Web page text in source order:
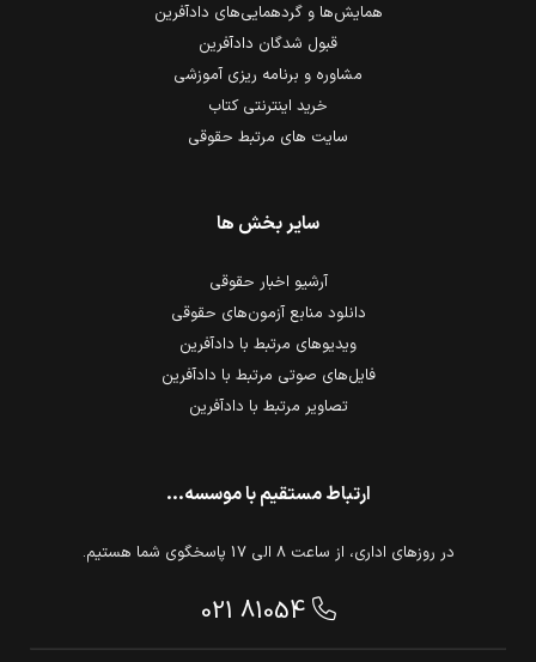
ارتباط مستقیم با موسسه...
در روزهای اداری، از ساعت 8 الی 17 پاسخگوی شما هستیم.
021 81054
همایش‌ها و گردهمایی‌های دادآفرین
قبول شدگان دادآفرین
مشاوره و برنامه ریزی آموزشی
خرید اینترنتی کتاب
سایت های مرتبط حقوقی
سایر بخش ها
آرشیو اخبار حقوقی
دانلود منابع آزمون‌های حقوقی
ویدیوهای مرتبط با دادآفرین
فایل‌های صوتی مرتبط با دادآفرین
تصاویر مرتبط با دادآفرین